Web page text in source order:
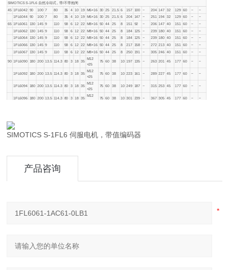
SIMOTICS S-1FL6 自然冷却式，带/不带抱闸
45 1FL6042 90 100 7 80 35 4 10 19 M6×16 30 25 21.5 6 157 100 − 204 147 32 129 60 − −
1FL6044 90 100 7 80 35 4 10 19 M6×16 30 25 21.5 6 204 147 − 251 194 32 129 60 − −
65 1FL6061 130 145 9 110 58 6 12 22 M8×16 50 44 25 8 151 92 − 206 147 40 151 60 −
−
1FL6062 130 145 9 110 58 6 12 22 M8×16 50 44 25 8 184 125 − 239 180 40 151 60 −
−
1FL6064 130 145 9 110 58 6 12 22 M8×16 50 44 25 8 184 125 − 239 180 40 151 60 −
−
1FL6066 130 145 9 110 58 6 12 22 M8×16 50 44 25 8 217 158 − 272 213 40 151 60 −
−
1FL6067 130 145 9 110 58 6 12 22 M8×16 50 44 25 8 250 191 − 305 246 40 151 60 − −
90 1FL6090 180 200 13.5 114.3 80 3 18 35
M12
×25
75 60 38 10 197 135 − 263 201 45 177 60 − −
1FL6092 180 200 13.5 114.3 80 3 18 35
M12
×25
75 60 38 10 223 161 − 289 227 45 177 60 − −
1FL6094 180 200 13.5 114.3 80 3 18 35
M12
×25
75 60 38 10 249 187 − 315 253 45 177 60 − −
1FL6096 180 200 13.5 114.3 80 3 18 35
M12
75 60 38 10 301 239 − 367 305 45 177 60 − −
SIMOTICS S-1FL6 伺服电机，带值编码器
产品咨询